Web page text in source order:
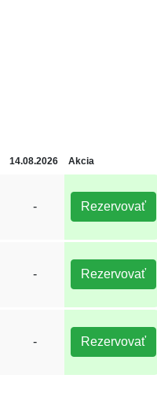
14.08.2026 Akcia
- Rezervovať
- Rezervovať
- Rezervovať